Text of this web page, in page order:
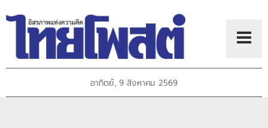
อาทิตย์, 9 สิงหาคม 2569